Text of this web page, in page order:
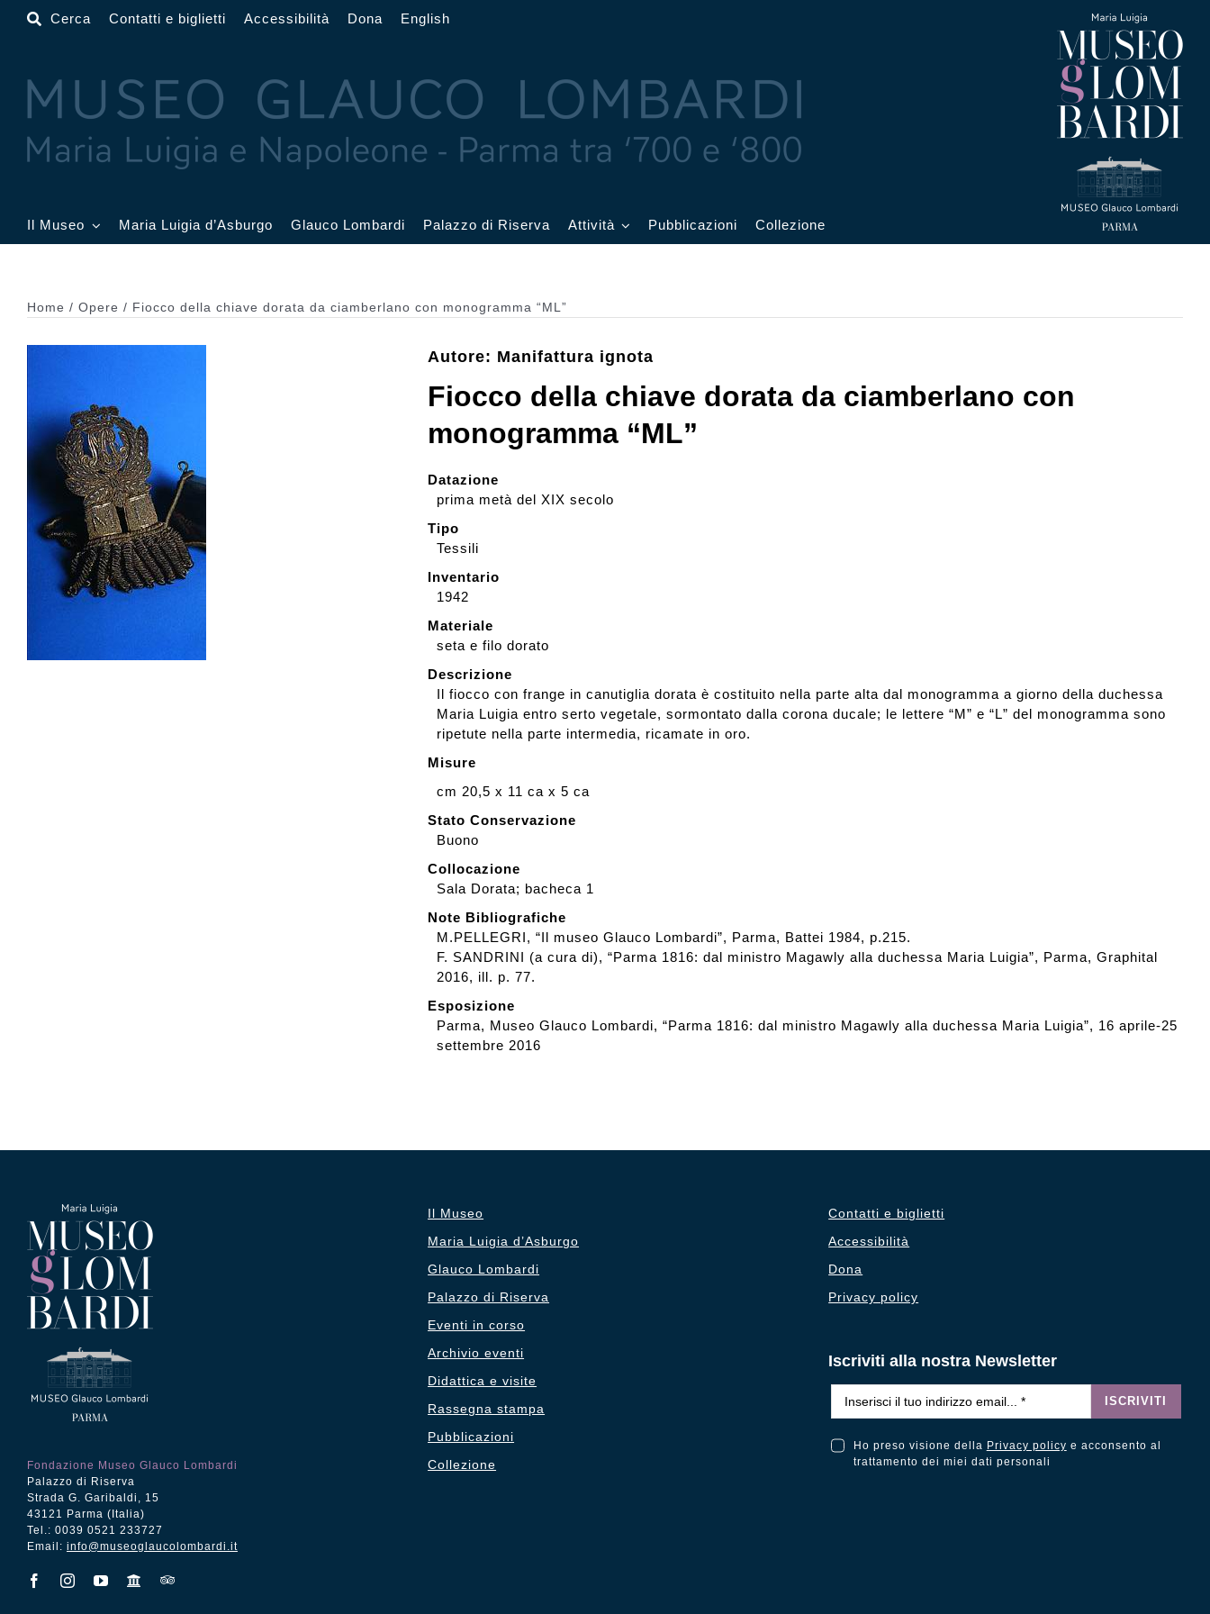
Salta
Cerca Contatti e biglietti Accessibilità Dona English
Il Museo
Sala Affetti
Sala Maria Luigia
Maria Luigia d’Asburgo Glauco Lombardi Palazzo di Riserva Attività
Didattica e visite
Rassegna stampa
Prestiti a mostre esterne
Pubblicazioni Collezione
Home Opere Fiocco della chiave dorata da ciamberlano con monogramma “ML”
Autore: Manifattura ignota
Fiocco della chiave dorata da ciamberlano con
monogramma “ML”
Datazione
prima metà del XIX secolo
Tipo
Tessili
Inventario
1942
Materiale
seta e filo dorato
Descrizione
Il fiocco con frange in canutiglia dorata è costituito nella parte alta dal monogramma a giorno della duchessa
Maria Luigia entro serto vegetale, sormontato dalla corona ducale; le lettere “M” e “L” del monogramma sono
ripetute nella parte intermedia, ricamate in oro.
Misure
cm 20,5 x 11 ca x 5 ca
Stato Conservazione
Buono
Collocazione
Sala Dorata; bacheca 1
Note Bibliografiche
M.PELLEGRI, “Il museo Glauco Lombardi”, Parma, Battei 1984, p.215.
F. SANDRINI (a cura di), “Parma 1816: dal ministro Magawly alla duchessa Maria Luigia”, Parma, Graphital
2016, ill. p. 77.
Esposizione
Parma, Museo Glauco Lombardi, “Parma 1816: dal ministro Magawly alla duchessa Maria Luigia”, 16 aprile-25
settembre 2016
Fondazione Museo Glauco Lombardi
Palazzo di Riserva
Strada G. Garibaldi, 15
43121 Parma (Italia)
Tel.: 0039 0521 233727
Email: info@museoglaucolombardi.it
Il Museo
Maria Luigia d’Asburgo
Glauco Lombardi
Palazzo di Riserva
Eventi in corso
Archivio eventi
Didattica e visite
Rassegna stampa
Pubblicazioni
Collezione
Contatti e biglietti
Accessibilità
Dona
Privacy policy
Iscriviti alla nostra Newsletter
ISCRIVITI
Ho preso visione della Privacy policy e acconsento al
trattamento dei miei dati personali